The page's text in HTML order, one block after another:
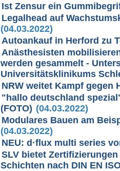
Ist Zensur ein
Legalhead auf
(04.03.2022)
Autoankauf in Herford zu
Anästhesisten
werden gesammelt -
Universitätsklinikums
NRW weitet Kampf gegen
"hallo deutschland
(FOTO) (04.03.2022)
Modulares Bauen am
(04.03.2022)
NEU: d·flux multi series
SLV bietet
Schichten nach DIN EN